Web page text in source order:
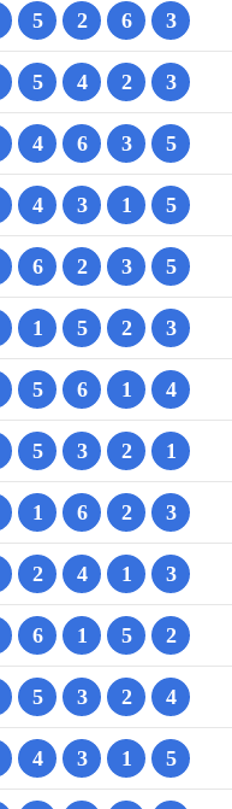
5 2 6 3
5 4 2 3
4 6 3 5
4 3 1 5
6 2 3 5
1 5 2 3
5 6 1 4
5 3 2 1
1 6 2 3
2 4 1 3
6 1 5 2
5 3 2 4
4 3 1 5